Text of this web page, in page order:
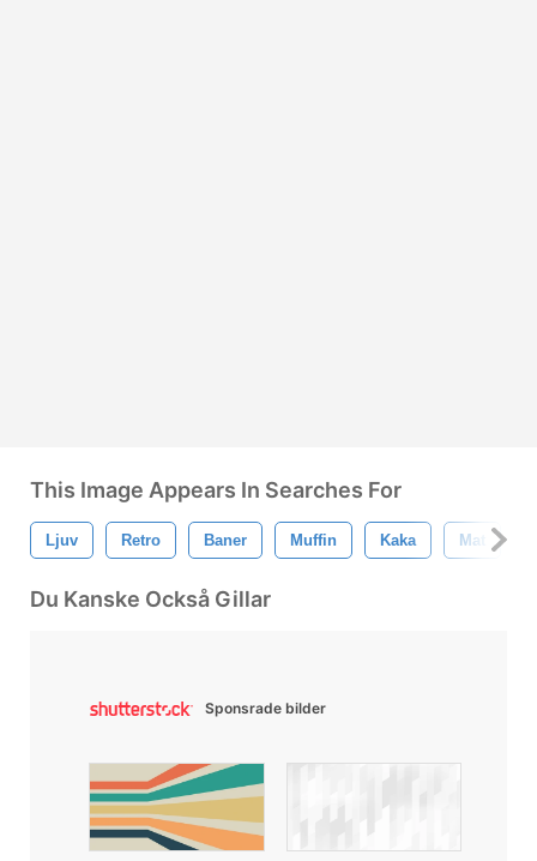
This Image Appears In Searches For
Ljuv Retro Baner Muffin Kaka Mat
Du Kanske Också Gillar
Sponsrade bilder